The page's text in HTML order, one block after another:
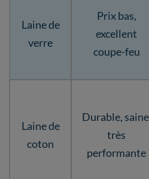
Laine de
verre
Prix bas,
excellent
coupe-feu
Laine de
coton
Durable,
très
performante